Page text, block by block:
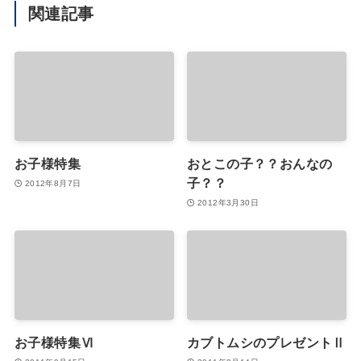
関連記事
お子様特集
2012年8月7日
おとこの子？？おんなの
子？？
2012年3月30日
お子様特集Ⅵ カブトムシのプレゼントⅡ